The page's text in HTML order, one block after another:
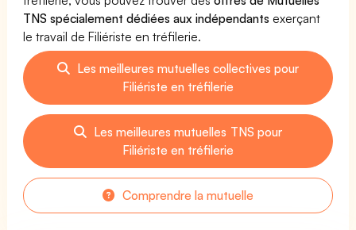
TNS spécialement dédiées aux indépendants exerçant
le travail de Filiériste en tréfilerie.
Les meilleures mutuelles collectives pour
Filiériste en tréfilerie
Les meilleures mutuelles TNS pour
Filiériste en tréfilerie
Comprendre la mutuelle